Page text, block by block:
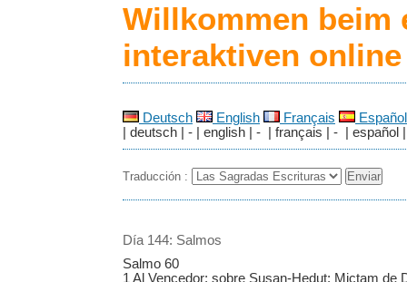
Willkommen beim
interaktiven
Deutsch English Français
Español
| deutsch | - | english | - | français | - | español |
Traducción :
Día 144: Salmos
Salmo 60
1 Al Vencedor: sobre Susan-Hedut: Mictam de